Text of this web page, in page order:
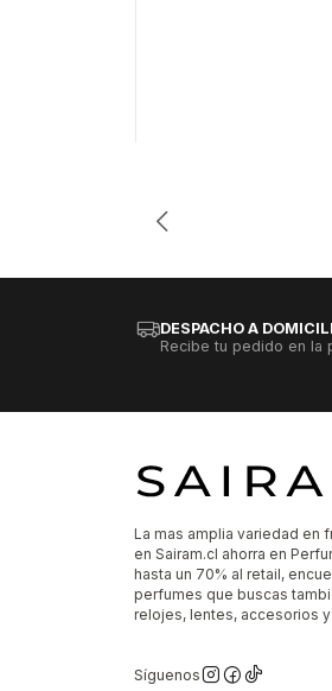
DESPACHO A
Recibe tu pedido en la
La mas amplia variedad en
en Sairam.cl ahorra en
hasta un 70% al retail,
perfumes que buscas
relojes, lentes, accesorios
Síguenos